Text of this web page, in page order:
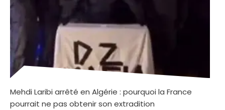
Mehdi Laribi arrêté en Algérie : pourquoi la France
pourrait ne pas obtenir son extradition